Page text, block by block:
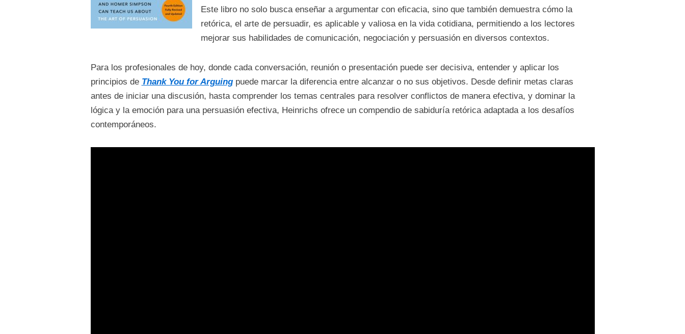
Este libro no solo busca enseñar a argumentar con eficacia, sino que también demuestra cómo la
retórica, el arte de persuadir, es aplicable y valiosa en la vida cotidiana, permitiendo a los lectores
mejorar sus habilidades de comunicación, negociación y persuasión en diversos contextos.
Para los profesionales de hoy, donde cada conversación, reunión o presentación puede ser decisiva, entender y aplicar los
principios de Thank You for Arguing puede marcar la diferencia entre alcanzar o no sus objetivos. Desde definir metas claras
antes de iniciar una discusión, hasta comprender los temas centrales para resolver conflictos de manera efectiva, y dominar la
lógica y la emoción para una persuasión efectiva, Heinrichs ofrece un compendio de sabiduría retórica adaptada a los desafíos
contemporáneos.